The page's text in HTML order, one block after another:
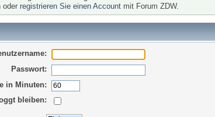
oder registrieren Sie einen Accountmit Forum ZDW.
Passwort:
in Minuten:
bleiben: